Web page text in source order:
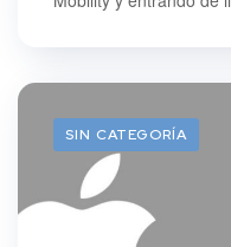
SIN CATEGORÍA